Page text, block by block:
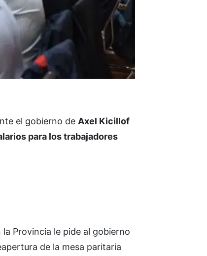
el gobierno de Axel Kicillof
para los trabajadores
Provincia le pide al gobierno
de la mesa paritaria